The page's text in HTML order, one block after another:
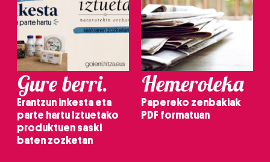
Gure berri.
Erantzun inkesta eta
parte hartu Iztuetako
produktuen saski
baten zozketan
Hemeroteka
Papereko zenbakiak
PDF formatuan